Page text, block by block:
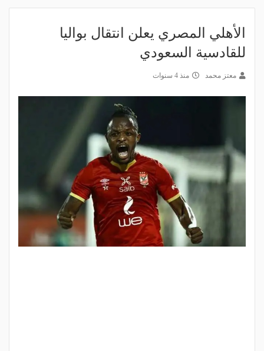
الأهلي المصري يعلن انتقال بواليا
للقادسية السعودي
معتز محمد منذ 4 سنوات